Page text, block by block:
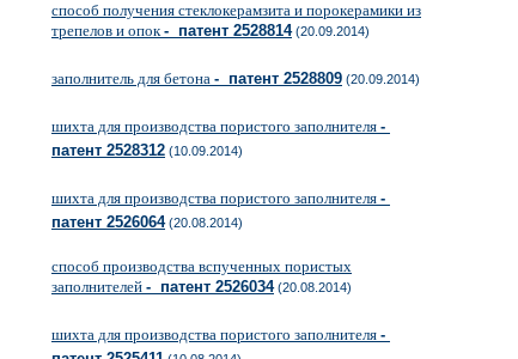
способ получения стеклокерамзита и порокерамики из
трепелов и опок- патент 2528814(20.09.2014)
заполнитель для бетона - патент 2528809 (20.09.2014)
шихта для производства пористого заполнителя -
патент 2528312 (10.09.2014)
шихта для производства пористого заполнителя -
патент 2526064(20.08.2014)
способ производства вспученных пористых
заполнителей - патент 2526034(20.08.2014)
шихта для производства пористого заполнителя -